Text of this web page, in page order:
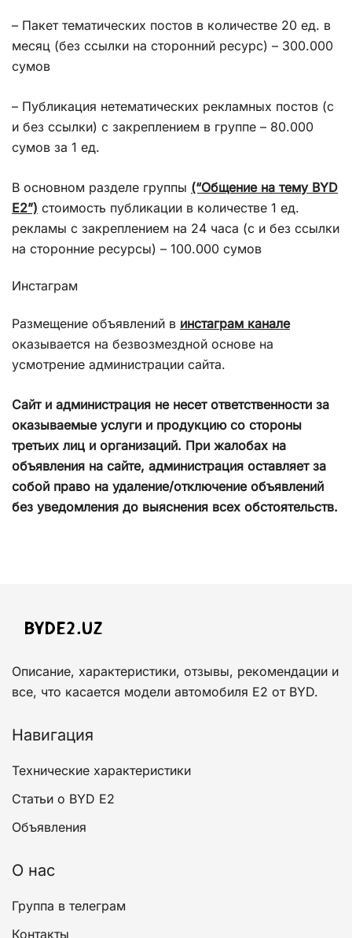
– Пакет тематических постов в количестве 20 ед. в
месяц (без ссылки на сторонний ресурс) – 300.000
сумов
– Публикация нетематических рекламных постов (с
и без ссылки) с закреплением в группе – 80.000
сумов за 1 ед.
В основном разделе группы (“Общение на тему BYD
E2”) стоимость публикации в количестве 1 ед.
рекламы с закреплением на 24 часа (с и без ссылки
на сторонние ресурсы) – 100.000 сумов
Инстаграм
Размещение объявлений в инстаграм канале
оказывается на безвозмездной основе на
усмотрение администрации сайта.
Сайт и администрация не несет ответственности за
оказываемые услуги и продукцию со стороны
третьих лиц и организаций. При жалобах на
объявления на сайте, администрация оставляет за
собой право на удаление/отключение объявлений
без уведомления до выяснения всех обстоятельств.
Описание, характеристики, отзывы, рекомендации и
все, что касается модели автомобиля E2 от BYD.
Навигация
Технические характеристики
Статьи о BYD E2
Объявления
О нас
Группа в телеграм
Контакты